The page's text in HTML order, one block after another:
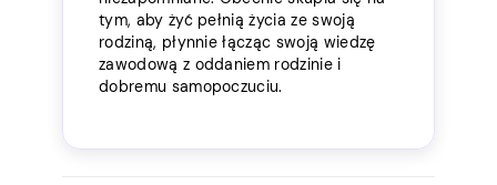
tym, aby żyć pełnią życia ze swoją
rodziną, płynnie łącząc swoją wiedzę
zawodową z oddaniem rodzinie i
dobremu samopoczuciu.